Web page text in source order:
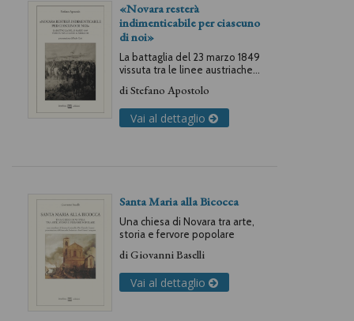
«Novara resterà
indimenticabile per ciascuno
di noi»
La battaglia del 23 marzo 1849
vissuta tra le linee austriache.
diStefano Apostolo
Vai al dettaglio
Santa Maria alla Bicocca
Una chiesa di Novara tra arte,
storia e fervore popolare
diGiovanni Baselli
Vai al dettaglio